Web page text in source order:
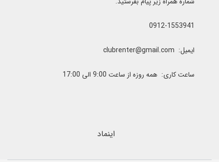
0912-1553941
ایمیل: clubrenter@gmail.com
ساعت کاری: همه روزه از ساعت 9:00 الی 17:00
اینماد